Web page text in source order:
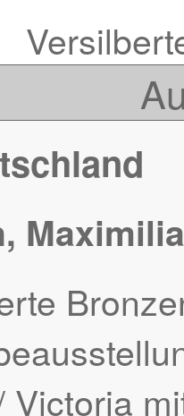
Victoria